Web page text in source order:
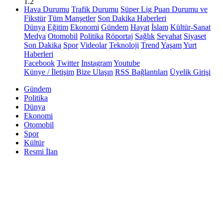
Hava Durumu Trafik Durumu Süper Lig Puan Durumu ve
Fikstür Tüm Manşetler Son Dakika Haberleri
Dünya Eğitim Ekonomi Gündem Hayat İslam Kültür-Sanat
Medya Otomobil Politika Röportaj Sağlık Seyahat Siyaset
Son Dakika Spor Videolar Teknoloji Trend YaşamYurt
Haberleri
Facebook Twitter InstagramYoutube
Künye / İletişim Bize Ulaşın RSS Bağlantıları Üyelik Girişi
Gündem
Politika
Dünya
Ekonomi
Otomobil
Spor
Kültür
Resmi İlan